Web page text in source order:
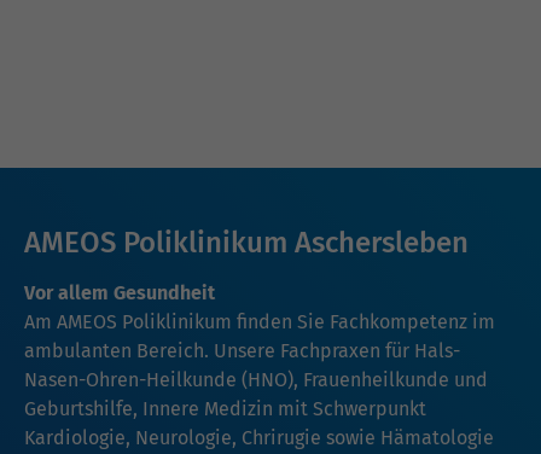
AMEOS Poliklinikum Aschersleben
Vor allem Gesundheit
Am AMEOS Poliklinikum finden Sie Fachkompetenz im
ambulanten Bereich. Unsere Fachpraxen für Hals-
Nasen-Ohren-Heilkunde (HNO), Frauenheilkunde und
Geburtshilfe, Innere Medizin mit Schwerpunkt
Kardiologie, Neurologie, Chrirugie sowie Hämatologie